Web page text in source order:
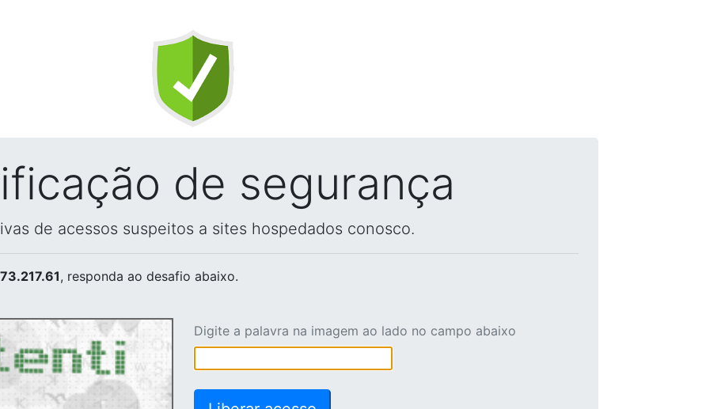
de segurança
de acessos suspeitos a sites hospedados conosco.
, responda ao desafio abaixo.
Digite a palavra na imagem ao lado no campo abaixo